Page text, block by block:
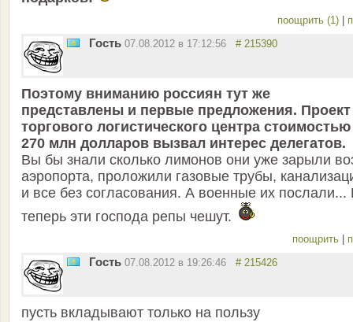
поощрить (1)
Гость 07.08.2012 в 17:12:56 # 215390
Поэтому вниманию россиян тут же
представлены и первые предложения. Проект
торгового логистического центра
270 млн долларов вызвал интерес делегатов.
Вы бы знали сколько лимонов они уже зарыли
аэропорта, проложили газовые трубы,
и все без согласования. А военные их послали...
теперь эти господа репы чешут.
поощрить
Гость 07.08.2012 в 19:26:46 # 215426
пусть вкладывают только на пользу